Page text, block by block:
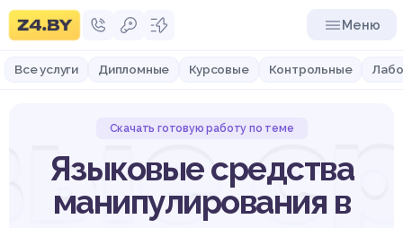
Меню
Все услуги Дипломные Курсовые Контрольные
Скачать готовую работу по теме
Языковые средства
манипулирования в